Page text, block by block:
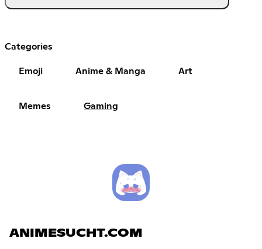
Categories
Emoji Anime & Manga Art
Memes Gaming
ANIMESUCHT.COM